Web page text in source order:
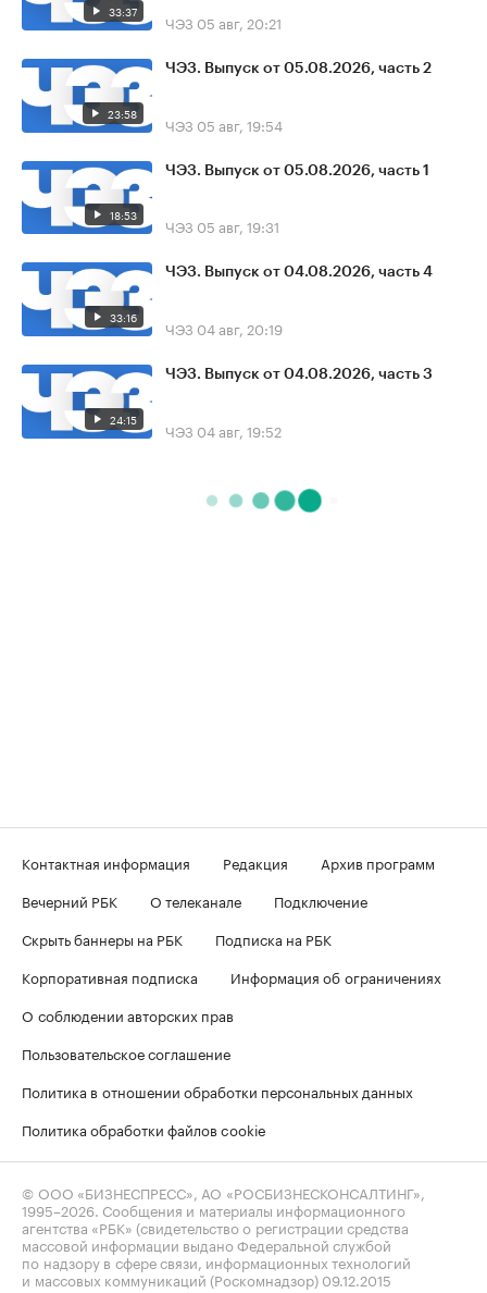
33:37 ЧЭЗ 05 авг, 20:21
23:58
ЧЭЗ. Выпуск от 05.08.2026, часть 2
ЧЭЗ 05 авг, 19:54
18:53
ЧЭЗ. Выпуск от 05.08.2026, часть 1
ЧЭЗ 05 авг, 19:31
33:16
ЧЭЗ. Выпуск от 04.08.2026, часть 4
ЧЭЗ 04 авг, 20:19
24:15
ЧЭЗ. Выпуск от 04.08.2026, часть 3
ЧЭЗ 04 авг, 19:52
Контактная информация Редакция
Архив программ
Вечерний РБК
О телеканале
Подключение
Скрыть баннеры на РБК
Подписка на РБК
Корпоративная подписка
Информация об ограничениях
О соблюдении авторских прав
Пользовательское соглашение
Политика в отношении обработки персональных данных
Политика обработки файлов cookie
© ООО «БИЗНЕСПРЕСС», АО «РОСБИЗНЕСКОНСАЛТИНГ»,
1995–2026 . Сообщения и материалы информационного
агентства «РБК» (свидетельство о регистрации средства
массовой информации выдано Федеральной службой
по надзору в сфере связи, информационных технологий
и массовых коммуникаций (Роскомнадзор) 09.12.2015